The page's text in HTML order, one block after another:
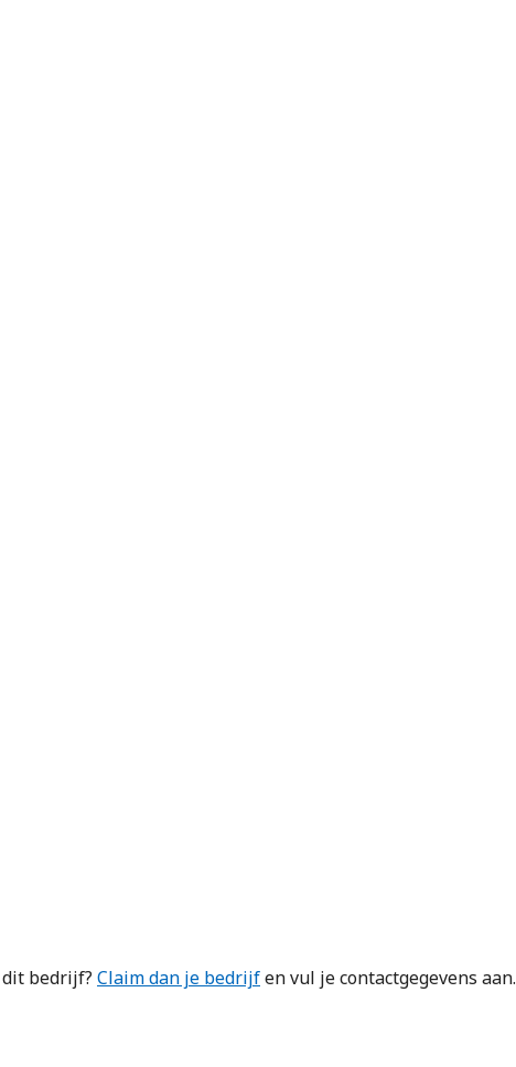
dit bedrijf? Claim dan je bedrijfen vul je contactgegevens aan.